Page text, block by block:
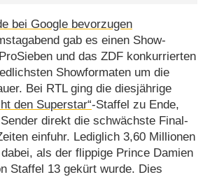
bei Google bevorzugen
gab es einen Show-
und das ZDF konkurrierten
Showformaten um die
Bei RTL ging die diesjährige
den Superstar“-Staffel zu Ende,
direkt die schwächste Final-
einfuhr. Lediglich 3,60 Millionen
als der flippige Prince Damien
Staffel 13 gekürt wurde. Dies